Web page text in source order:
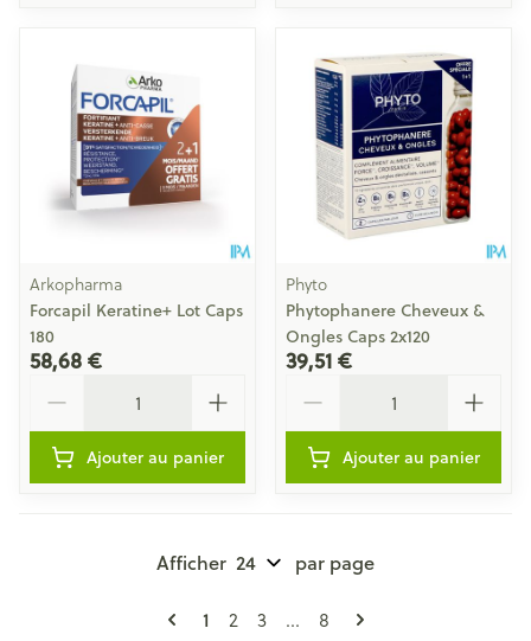
Arkopharma
Forcapil Keratine+ Lot Caps
180
58,68 €
Ajouter au panier
Phyto
Phytophanere Cheveux &
Ongles Caps 2x120
39,51 €
Ajouter au panier
Pages
Vous lisez actuellement la page
1 Page
2 Page
3 ... Page
8
Afficher par page